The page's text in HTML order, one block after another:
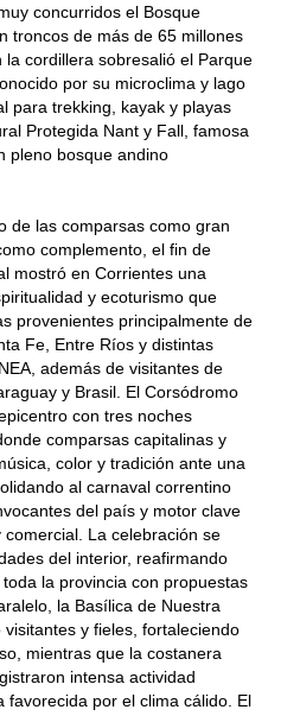
concurridos el Bosque
troncos de más de 65 millones
cordillera sobresalió el Parque
por su microclima y lago
para trekking, kayak y playas
Protegida Nant y Fall, famosa
pleno bosque andino
de las comparsas como gran
complemento, el fin de
mostró en Corrientes una
y ecoturismo que
provenientes principalmente de
Fe, Entre Ríos y distintas
además de visitantes de
y Brasil. El Corsódromo
con tres noches
comparsas capitalinas y
color y tradición ante una
al carnaval correntino
del país y motor clave
La celebración se
del interior, reafirmando
la provincia con propuestas
la Basílica de Nuestra
y fieles, fortaleciendo
mientras que la costanera
intensa actividad
favorecida por el clima cálido. El